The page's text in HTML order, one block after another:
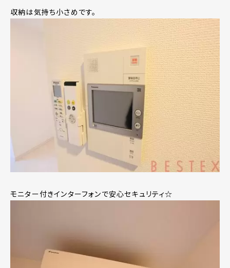
収納は気持ち小さめです。
モニター付きインターフォンで安心セキュリティ☆